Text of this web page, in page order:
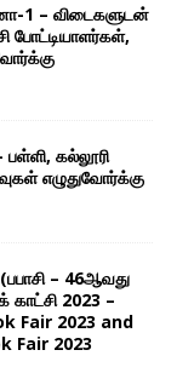
1 – விடைகளுடன்
போட்டியாளர்கள்,
பள்ளி, கல்லூரி
எழுதுவோர்க்கு
– 46ஆவது
காட்சி 2023 –
Fair 2023 and
Fair 2023